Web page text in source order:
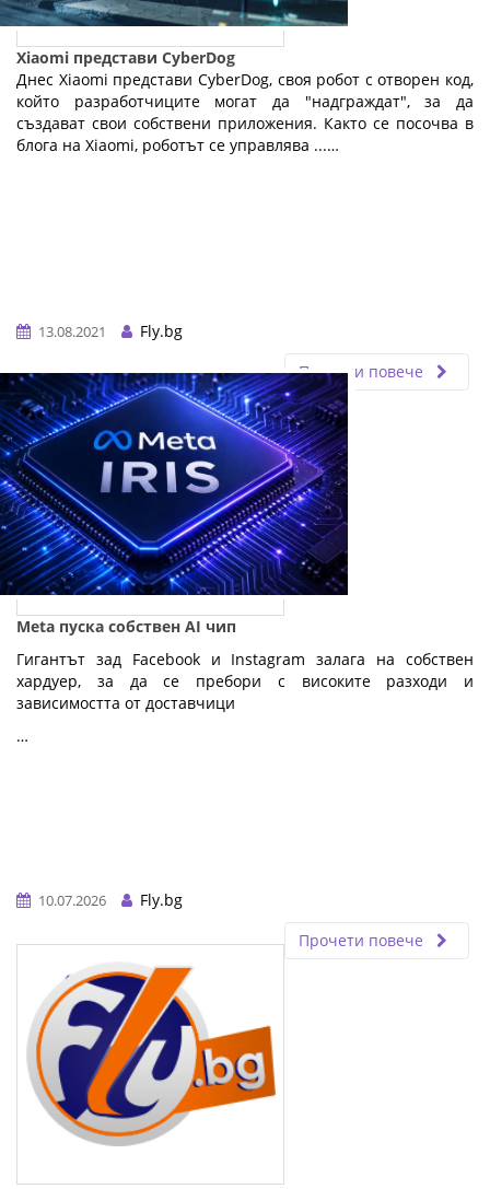
Xiaomi представи CyberDog
Днес Xiaomi представи CyberDog, своя робот с отворен код,
който разработчиците могат да "надграждат", за да
създават свои собствени приложения. Както се посочва в
блога на Xiaomi, роботът се управлява ...…
13.08.2021
Fly.bg
Прочети повече
Meta пуска собствен AI чип
Гигантът зад Facebook и Instagram залага на собствен
хардуер, за да се пребори с високите разходи и
зависимостта от доставчици
…
10.07.2026
Fly.bg
Прочети повече